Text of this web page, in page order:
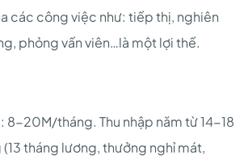
các công việc như: tiếp thị, nghiên
phỏng vấn viên…là một lợi thế.
8-20M/tháng. Thu nhập năm từ 14-18
tháng lương, thưởng nghỉ mát,